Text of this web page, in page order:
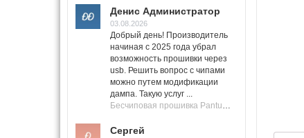
Денис Администратор
03.08.2026
Добрый день! Производитель
начиная с 2025 года убрал
возможность прошивки через
usb. Решить вопрос с чипами
можно путем модификации
дампа. Такую услуг ...
Бесчиповая прошивка Pantum M7100 Series (M7100, M7108, M7102, M7103, M7105)
Сергей